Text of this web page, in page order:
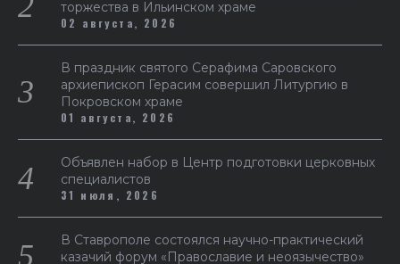
торжества в Ильинском храме
02 августа, 2026
В праздник святого Серафима Саровского
архиепископ Герасим совершил Литургию в
Покровском храме
01 августа, 2026
Объявлен набор в Центр подготовки церковных
специалистов
31 июля, 2026
В Ставрополе состоялся научно-практический
казачий форум «Православие и неоязычество»